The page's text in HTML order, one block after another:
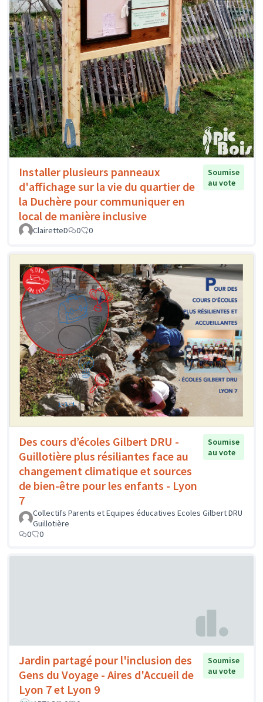
Installer plusieurs panneaux
d'affichage sur la vie du quartier de
la Duchère pour communiquer en
local de manière inclusive
Soumise
au vote
ClairetteD 0 0
Des cours d’écoles Gilbert DRU -
Guillotière plus résiliantes face au
changement climatique et sources
de bien-être pour les enfants - Lyon
7
Soumise
au vote
Collectifs Parents et Equipes éducatives Ecoles Gilbert DRU
Guillotière
0
0
Jardin partagé pour l'inclusion des
Gens du Voyage - Aires d'Accueil de
Lyon 7 et Lyon 9
Soumise
au vote